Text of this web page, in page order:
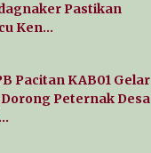
Pastikan
Ken…
Pacitan KAB01 Gelar
Dorong Peternak Desa